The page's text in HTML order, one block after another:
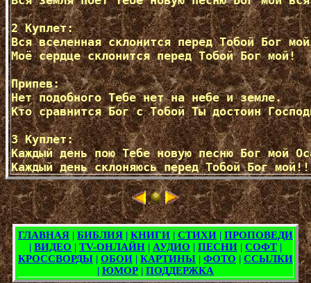
2 Куплет:
Вся вселенная склонится перед Тобой Бог
Моё сердце склонится перед Тобой Бог мой!
Припев:
Нет подобного Тебе нет на небе и земле.
Кто сравнится Бог с Тобой Ты достоин
3 Куплет:
Каждый день пою Тебе новую песню Бог мой